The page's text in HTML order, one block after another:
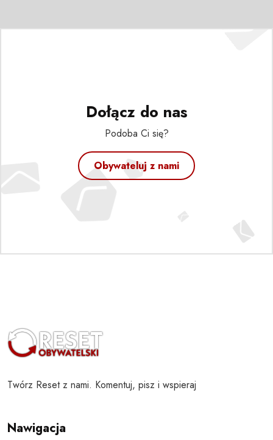
Dołącz do nas
Podoba Ci się?
Obywateluj z nami
Twórz Reset z nami. Komentuj, pisz i wspieraj
Nawigacja